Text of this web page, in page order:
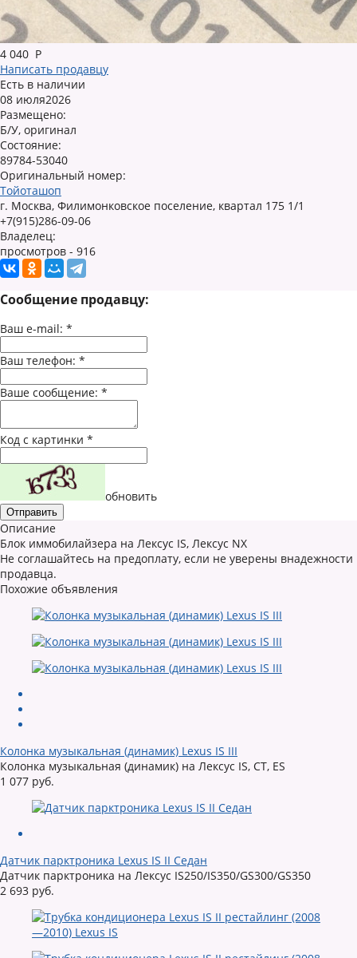
4 040 Р
Написать продавцу
Есть в наличии
08 июля2026
Размещено:
Б/У, оригинал
Состояние:
89784-53040
Оригинальный номер:
Тойоташоп
г. Москва, Филимонковское поселение, квартал 175 1/1
+7(915)286-09-06
Владелец:
просмотров - 916
Сообщение продавцу:
Ваш e-mail: *
Ваш телефон: *
Ваше сообщение: *
Код с картинки *
обновить
Описание
Блок иммобилайзера на Лексус IS, Лексус NX
Не соглашайтесь на предоплату, если не уверены внадежности
продавца.
Похожие объявления
Колонка музыкальная (динамик) Lexus IS III
Колонка музыкальная (динамик) на Лексус IS, CT, ES
1 077 руб.
Датчик парктроника Lexus IS II Седан
Датчик парктроника на Лексус IS250/IS350/GS300/GS350
2 693 руб.